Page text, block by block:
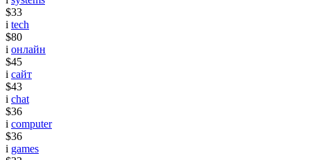
$33
i tech
$80
i онлайн
$45
i сайт
$43
i chat
$36
i computer
$36
i games